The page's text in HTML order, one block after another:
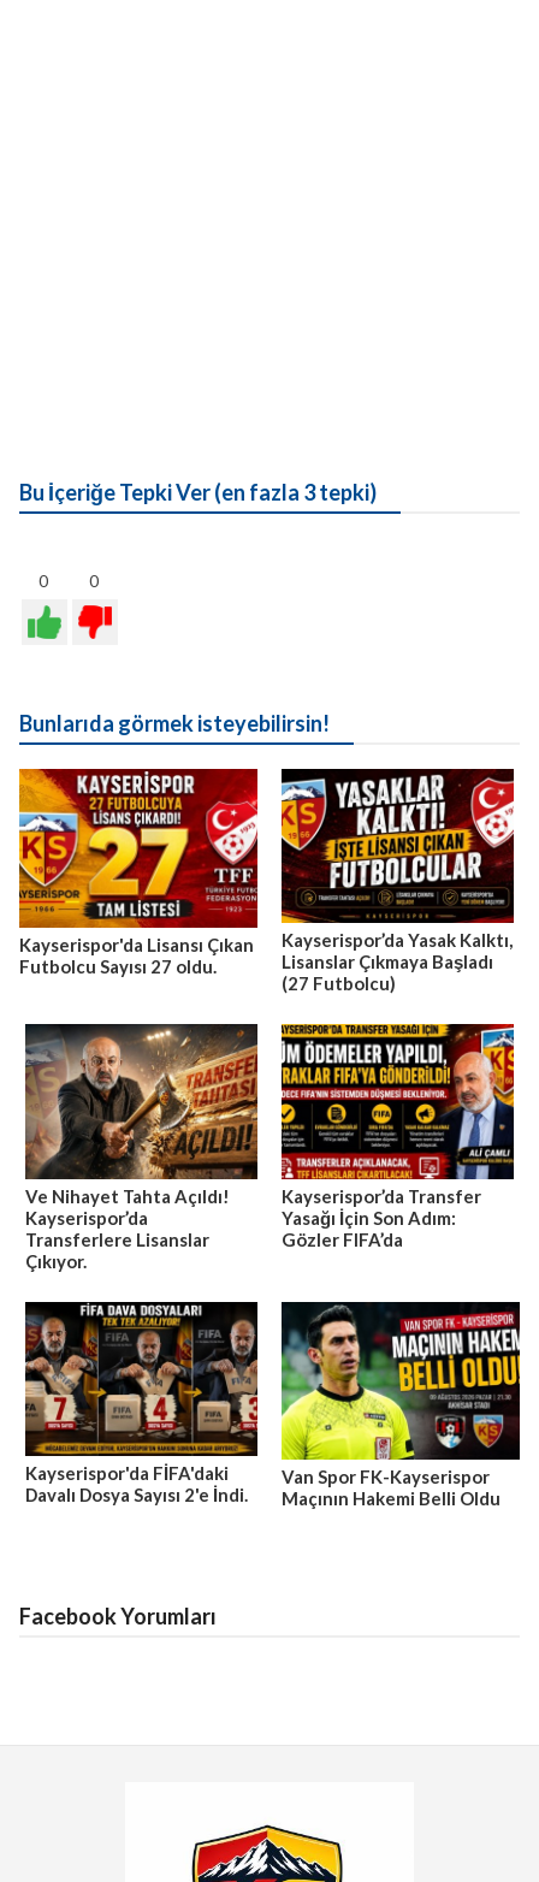
Bu İçeriğe Tepki Ver (en fazla 3 tepki)
0 0
Bunlarıda görmek isteyebilirsin!
Kayserispor'da Lisansı Çıkan
Futbolcu Sayısı 27 oldu.
Kayserispor’da Yasak Kalktı,
Lisanslar Çıkmaya Başladı
(27 Futbolcu)
Ve Nihayet Tahta Açıldı!
Kayserispor’da
Transferlere Lisanslar
Çıkıyor.
Kayserispor’da Transfer
Yasağı İçin Son Adım:
Gözler FIFA’da
Kayserispor'da FİFA'daki
Davalı Dosya Sayısı 2'e İndi.
Van Spor FK-Kayserispor
Maçının Hakemi Belli Oldu
Facebook Yorumları